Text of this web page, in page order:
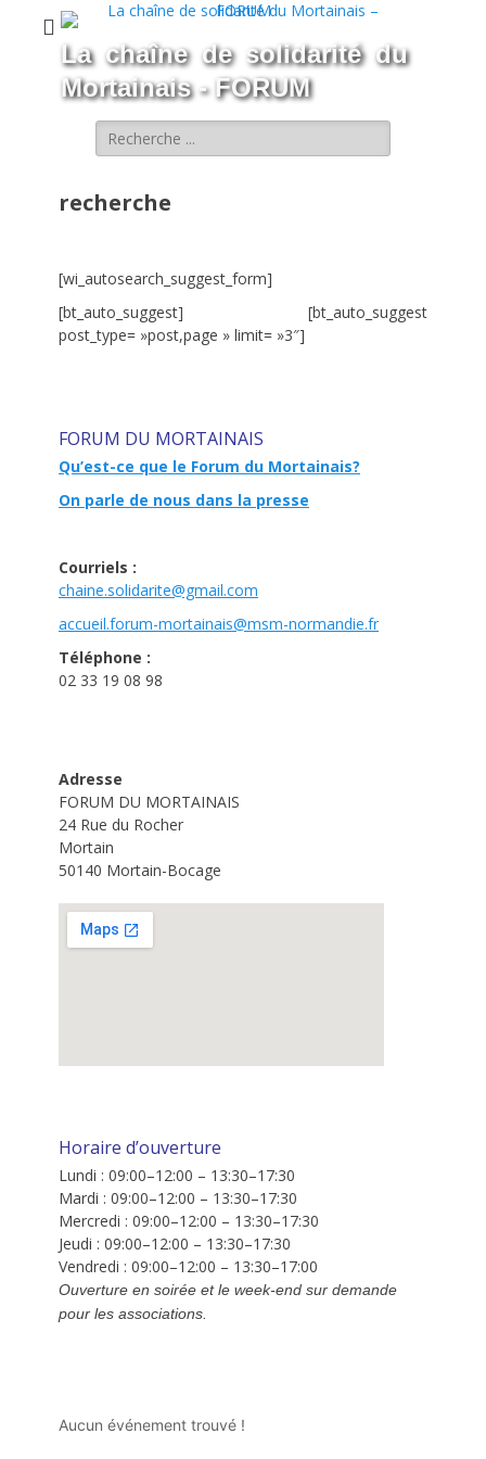
La chaîne de solidarité du
Mortainais - FORUM
Rechercher :
recherche
[wi_autosearch_suggest_form]
[bt_auto_suggest] [bt_auto_suggest
post_type= »post,page » limit= »3″]
FORUM DU MORTAINAIS
Qu’est-ce que le Forum du Mortainais?
On parle de nous dans la presse
Courriels :
chaine.solidarite@gmail.com
accueil.forum-mortainais@msm-normandie.fr
Téléphone :
02 33 19 08 98
Adresse
FORUM DU MORTAINAIS
24 Rue du Rocher
Mortain
50140 Mortain-Bocage
Horaire d’ouverture
Lundi : 09:00–12:00 – 13:30–17:30
Mardi : 09:00–12:00 – 13:30–17:30
Mercredi : 09:00–12:00 – 13:30–17:30
Jeudi : 09:00–12:00 – 13:30–17:30
Vendredi : 09:00–12:00 – 13:30–17:00
Ouverture en soirée et le week-end sur demande
pour les associations.
Aucun événement trouvé !